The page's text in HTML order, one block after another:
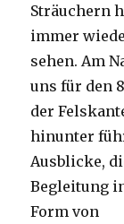
Sträuchern
immer
sehen. Am
uns für den
der
hinunter
Ausblicke,
Begleitung
Form von